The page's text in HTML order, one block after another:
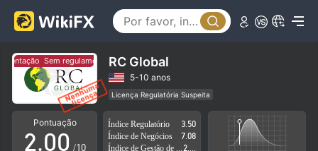
Sem regulamentaçãoRC Global
5-10 anos
Licença Regulatória Suspeita
Região de negócios suspeita
Risco potencial alto
Pontuação
0
1
2.00 /10
Índice Regulatório
3.50
Índice de Negócios
7.08